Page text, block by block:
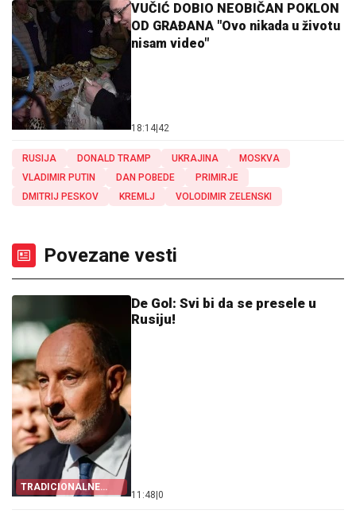
VUČIĆ DOBIO NEOBIČAN POKLON
OD GRAĐANA "Ovo nikada u životu
nisam video"
18:14 42
RUSIJA DONALD TRAMP UKRAJINA
MOSKVA
VLADIMIR PUTIN
DAN POBEDE
PRIMIRJE
DMITRIJ PESKOV
KREMLJ VOLODIMIR ZELENSKI
Povezane vesti
TRADICIONALNE
VREDNOSTI
De Gol: Svi bi da se presele u
Rusiju!
11:48 0